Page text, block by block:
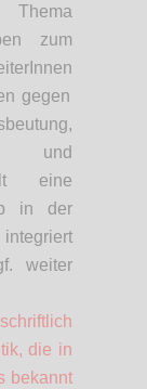
zum
gegen
und
eine
in der
weiter
die in
bekannt